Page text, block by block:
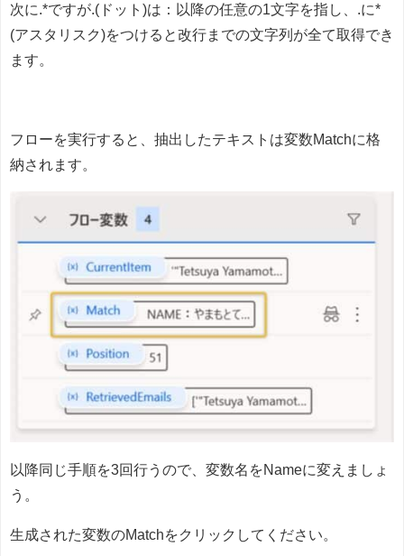
次に.*ですが.(ドット)は：以降の任意の1文字を指し、.に*
(アスタリスク)をつけると改行までの文字列が全て取得でき
ます。
フローを実行すると、抽出したテキストは変数Matchに格
納されます。
以降同じ手順を3回行うので、変数名をNameに変えましょ
う。
生成された変数のMatchをクリックしてください。